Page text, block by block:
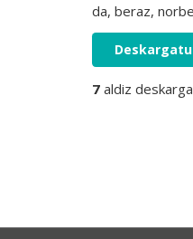
da, beraz,
Deskargatu
7 aldiz